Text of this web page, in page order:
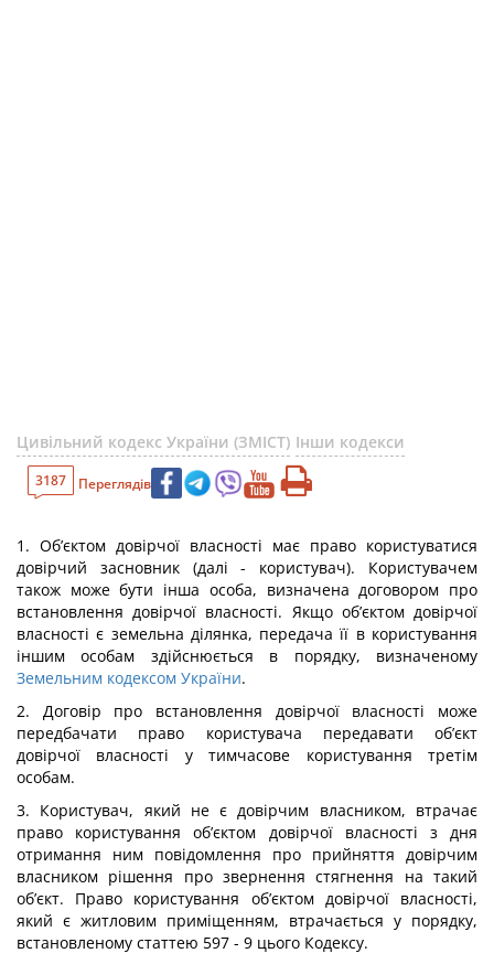
Цивільний кодекс України (ЗМІСТ) Інши кодекси
3187 Переглядів
1. Об’єктом довірчої власності має право користуватися
довірчий засновник (далі - користувач). Користувачем
також може бути інша особа, визначена договором про
встановлення довірчої власності. Якщо об’єктом довірчої
власності є земельна ділянка, передача її в користування
іншим особам здійснюється в порядку, визначеному
Земельним кодексом України.
2. Договір про встановлення довірчої власності може
передбачати право користувача передавати об’єкт
довірчої власності у тимчасове користування третім
особам.
3. Користувач, який не є довірчим власником, втрачає
право користування об’єктом довірчої власності з дня
отримання ним повідомлення про прийняття довірчим
власником рішення про звернення стягнення на такий
об’єкт. Право користування об’єктом довірчої власності,
який є житловим приміщенням, втрачається у порядку,
встановленому статтею 597 - 9 цього Кодексу.